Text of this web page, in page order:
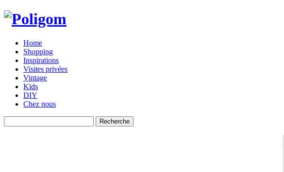
Home
Shopping
Inspirations
Visites privées
Vintage
Kids
DIY
Chez nous